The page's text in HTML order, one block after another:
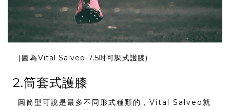
(圖為Vital Salveo-7.5吋可調式護膝)
2.筒套式護膝
圓筒型可說是最多不同形式種類的，Vital Salveo就